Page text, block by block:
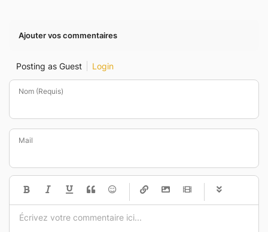
Ajouter vos commentaires
Posting as Guest Login
Nom (Requis)
Mail
-
-
-
-